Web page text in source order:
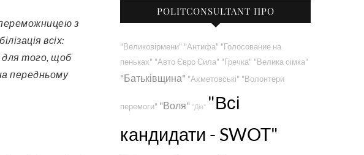
всіх:
для того, щоб
передньому
POLITCONSULTANT ПРО
"Великовірмени" "Антифа" "Голосование на
пеньках" "Авто Євро Сила" "Гречка" "Велика сімка"
"Батьківщина" "Ахметовські" "Волонтери
перемоги" "Воля" "Дія" "Всі
кандидати - SWOT"